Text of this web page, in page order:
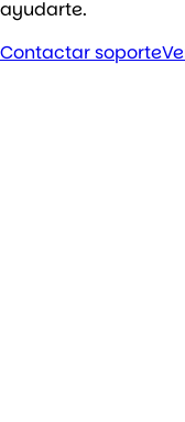
ayudarte.
Contactar soporte